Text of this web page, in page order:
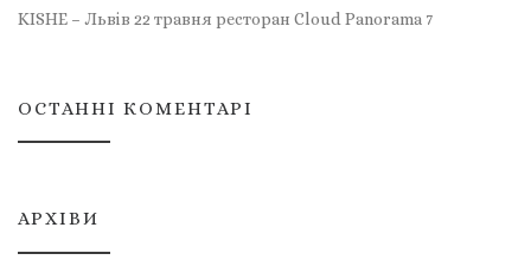
KISHE – Львів 22 травня ресторан Cloud Panorama 7
ОСТАННІ КОМЕНТАРІ
АРХІВИ